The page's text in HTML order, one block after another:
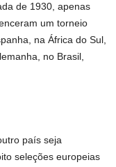
de 1930, apenas
um torneio
na África do Sul,
no Brasil,
país seja
seleções europeias